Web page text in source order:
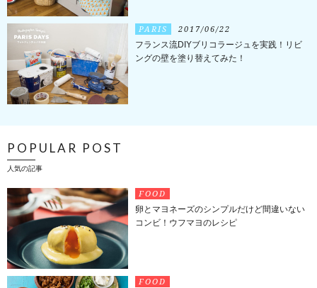
PARIS 2017/06/22
フランス流DIYブリコラージュを実践！リビ
ングの壁を塗り替えてみた！
POPULAR POST
人気の記事
FOOD
卵とマヨネーズのシンプルだけど間違いない
コンビ！ウフマヨのレシピ
FOOD